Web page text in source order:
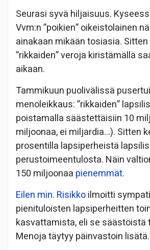
Seurasi syvä hiljaisuus.
Vvm:n ”poikien” oikeistolainen
ainakaan mikään tosiasia.
”rikkaiden” veroja kiristämällä
aikaan.
Tammikuun puolivälissä
menoleikkaus: ”rikkaiden”
poistamalla säästettäisiin 10
miljoonaa, ei miljardia…). Sitten
prosentilla lapsiperheistä
perustoimeentulosta. Näin
150 miljoonaa pienemmät.
Eilen min. Risikkoilmoitti
pienituloisten lapsiperheitten
kasvattamista, eli se säästöistä
Menoja täytyy päinvastoin lisätä.